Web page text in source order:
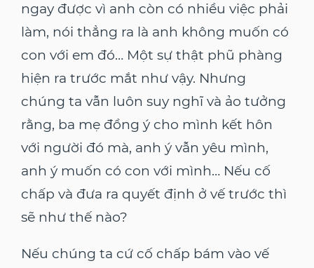
ngay được vì anh còn có nhiều việc phải
làm, nói thẳng ra là anh không muốn có
con với em đó… Một sự thật phũ phàng
hiện ra trước mắt như vậy. Nhưng
chúng ta vẫn luôn suy nghĩ và ảo tưởng
rằng, ba mẹ đồng ý cho mình kết hôn
với người đó mà, anh ý vẫn yêu mình,
anh ý muốn có con với mình… Nếu cố
chấp và đưa ra quyết định ở vế trước thì
sẽ như thế nào?
Nếu chúng ta cứ cố chấp bám vào vế